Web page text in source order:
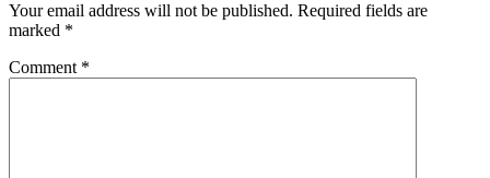
Your email address will not be published. Required fields are
marked *
Comment *